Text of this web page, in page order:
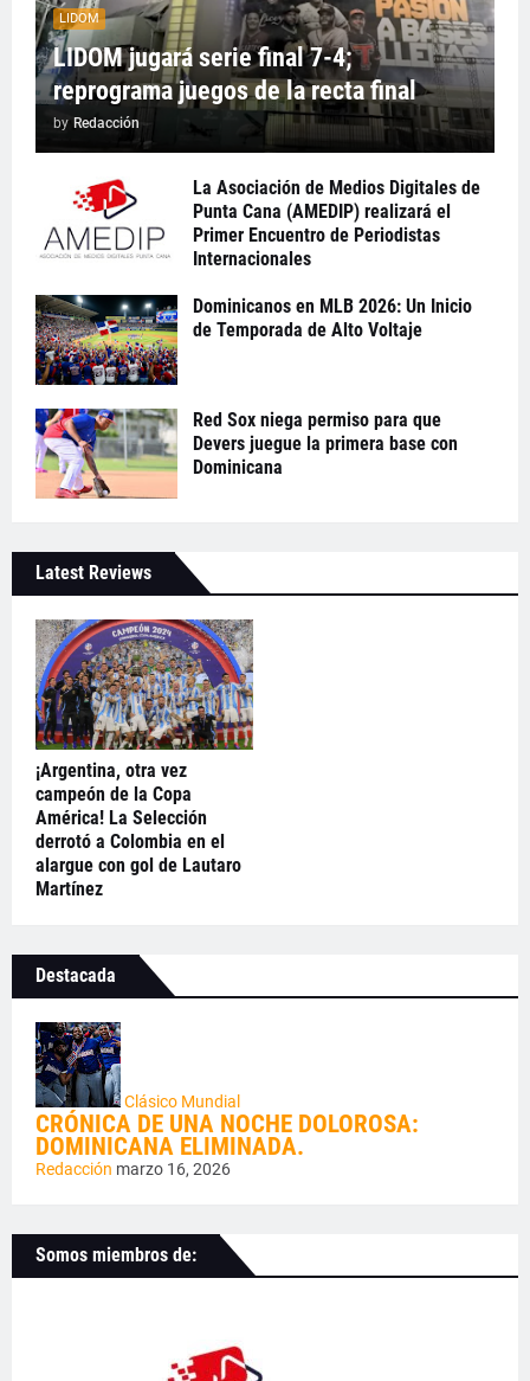
LIDOM
LIDOM jugará serie final 7-4;
reprograma juegos de la recta final
by Redacción
La Asociación de Medios Digitales de
Punta Cana (AMEDIP) realizará el
Primer Encuentro de Periodistas
Internacionales
Dominicanos en MLB 2026: Un Inicio
de Temporada de Alto Voltaje
Red Sox niega permiso para que
Devers juegue la primera base con
Dominicana
Latest Reviews
¡Argentina, otra vez
campeón de la Copa
América! La Selección
derrotó a Colombia en el
alargue con gol de Lautaro
Martínez
Destacada
Clásico Mundial
CRÓNICA DE UNA NOCHE DOLOROSA:
DOMINICANA ELIMINADA.
Redacción marzo 16, 2026
Somos miembros de: